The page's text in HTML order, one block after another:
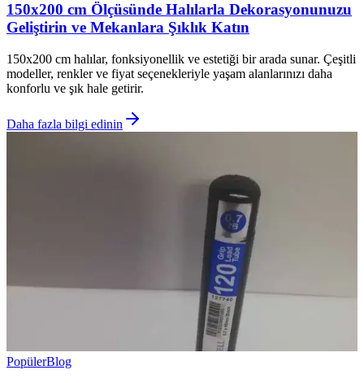
150x200 cm Ölçüsünde Halılarla Dekorasyonunuzu
Geliştirin ve Mekanlara Şıklık Katın
150x200 cm halılar, fonksiyonellik ve estetiği bir arada sunar. Çeşitli
modeller, renkler ve fiyat seçenekleriyle yaşam alanlarınızı daha
konforlu ve şık hale getirir.
Daha fazla bilgi edinin
PopülerBlog